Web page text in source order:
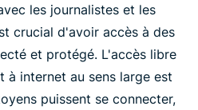
les journalistes et les
crucial d'avoir accès à des
et protégé. L'accès libre
à internet au sens large est
puissent se connecter,